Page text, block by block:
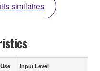
similaires
Input Level